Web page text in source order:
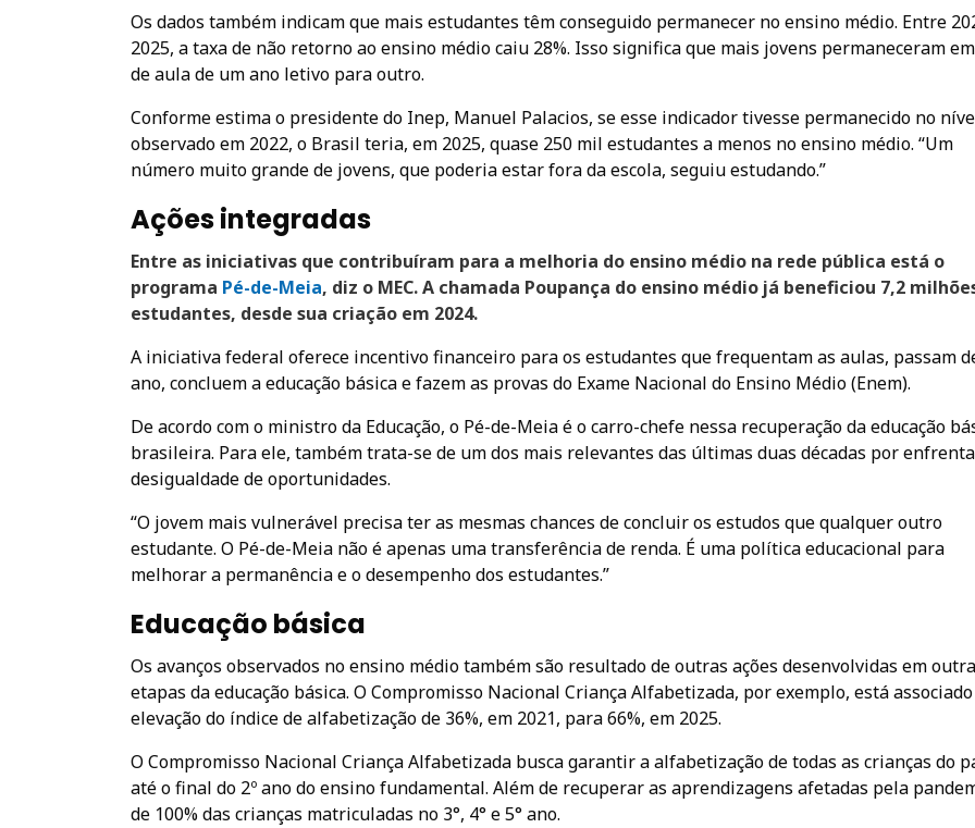
Os dados também indicam que mais estudantes têm conseguido permanecer no ensino médio. Entre
2025, a taxa de não retorno ao ensino médio caiu 28%. Isso significa que mais jovens permaneceram
de aula de um ano letivo para outro.
Conforme estima o presidente do Inep, Manuel Palacios, se esse indicador tivesse permanecido no
observado em 2022, o Brasil teria, em 2025, quase 250 mil estudantes a menos no ensino médio. “Um
número muito grande de jovens, que poderia estar fora da escola, seguiu estudando.”
Ações integradas
Entre as iniciativas que contribuíram para a melhoria do ensino médio na rede pública está o
programa Pé-de-Meia, diz o MEC. A chamada Poupança do ensino médio já beneficiou 7,2
estudantes, desde sua criação em 2024.
A iniciativa federal oferece incentivo financeiro para os estudantes que frequentam as aulas, passam
ano, concluem a educação básica e fazem as provas do Exame Nacional do Ensino Médio (Enem).
De acordo com o ministro da Educação, o Pé-de-Meia é o carro-chefe nessa recuperação da educação
brasileira. Para ele, também trata-se de um dos mais relevantes das últimas duas décadas por
desigualdade de oportunidades.
“O jovem mais vulnerável precisa ter as mesmas chances de concluir os estudos que qualquer outro
estudante. O Pé-de-Meia não é apenas uma transferência de renda. É uma política educacional para
melhorar a permanência e o desempenho dos estudantes.”
Educação básica
Os avanços observados no ensino médio também são resultado de outras ações desenvolvidas em
etapas da educação básica. O Compromisso Nacional Criança Alfabetizada, por exemplo, está
elevação do índice de alfabetização de 36%, em 2021, para 66%, em 2025.
O Compromisso Nacional Criança Alfabetizada busca garantir a alfabetização de todas as crianças do
até o final do 2º ano do ensino fundamental. Além de recuperar as aprendizagens afetadas pela
de 100% das crianças matriculadas no 3°, 4° e 5° ano.